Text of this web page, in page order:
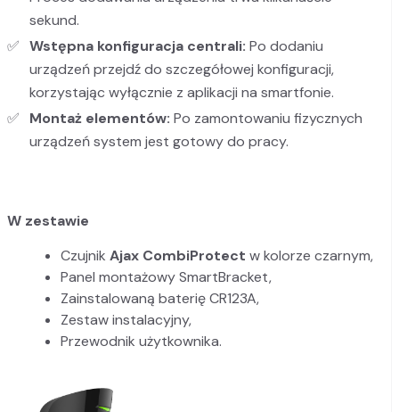
sekund.
Wstępna konfiguracja centrali: Po dodaniu
urządzeń przejdź do szczegółowej konfiguracji,
korzystając wyłącznie z aplikacji na smartfonie.
Montaż elementów: Po zamontowaniu fizycznych
urządzeń system jest gotowy do pracy.
W zestawie
Czujnik Ajax CombiProtect w kolorze czarnym,
Panel montażowy SmartBracket,
Zainstalowaną baterię CR123A,
Zestaw instalacyjny,
Przewodnik użytkownika.